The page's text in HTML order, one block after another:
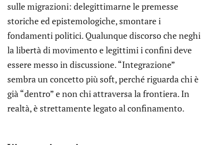
sulle migrazioni: delegittimarne le premesse
storiche ed epistemologiche, smontare i
fondamenti politici. Qualunque discorso che neghi
la libertà di movimento e legittimi i confini deve
essere messo in discussione. “Integrazione”
sembra un concetto più soft, perché riguarda chi è
già “dentro” e non chi attraversa la frontiera. In
realtà, è strettamente legato al confinamento.